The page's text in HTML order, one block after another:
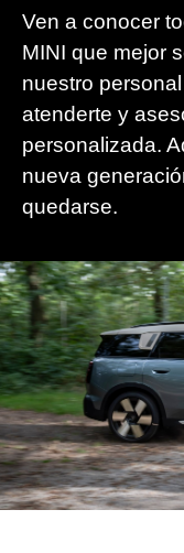
Ven a conocer
MINI que mejor
nuestro
atenderte y
personalizada.
nueva
quedarse.